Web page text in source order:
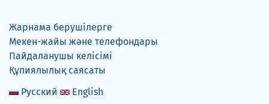
Жарнама берушілерге
Мекен-жайы және телефондары
Пайдаланушы келісімі
Құпиялылық саясаты
Русский
English